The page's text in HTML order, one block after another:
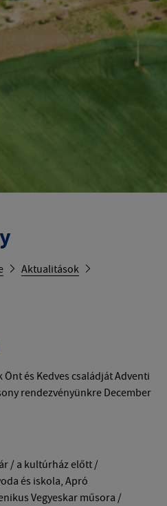
Aktualitások
és Kedves családját Adventi
rendezvényünkre December
/ a kultúrház előtt /
és iskola, Apró
Vegyeskar műsora /